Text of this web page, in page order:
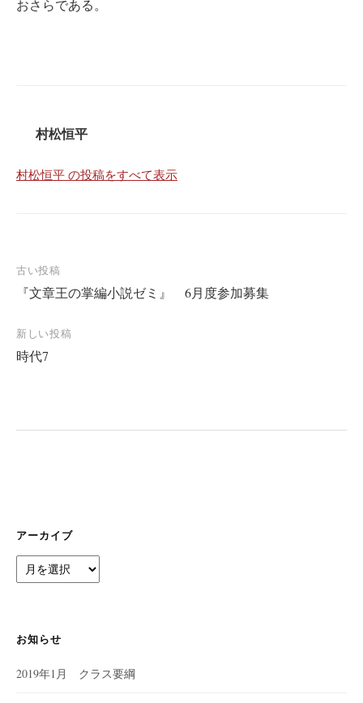
おさらである。
村松恒平
村松恒平 の投稿をすべて表示
投
稿
ナ
ビ
ゲ
古い投稿
『文章王の掌編小説ゼミ』 6月度参加募集
新しい投稿
時代7
アーカイブ
ー
ブ
お知らせ
2019年1月 クラス要綱